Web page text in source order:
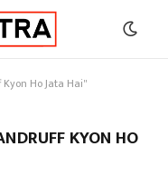
Ho Jata Hai"
KYON HO